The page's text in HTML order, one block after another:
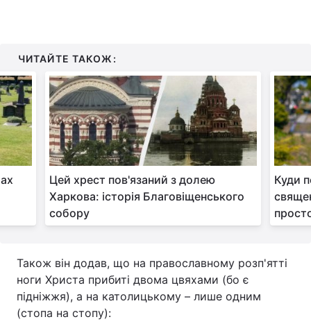
ЧИТАЙТЕ ТАКОЖ:
Цей хрест пов'язаний з долею
Харкова: історія Благовіщенського
собору
Куди
Також він додав, що на православному розп'ятті
ноги Христа прибиті двома цвяхами (бо є
підніжжя), а на католицькому – лише одним
(стопа на стопу):